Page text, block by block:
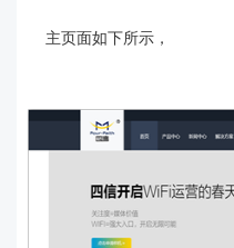
主页面如下所示，